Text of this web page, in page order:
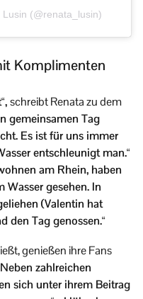
(@renata_lusin)
Komplimenten
schreibt Renata zu dem
gemeinsamen Tag
Es ist für uns immer
entschleunigt man.“
am Rhein, haben
Wasser gesehen. In
(Valentin hat
den Tag genossen.“
genießen ihre Fans
Neben zahlreichen
sich unter ihrem Beitrag